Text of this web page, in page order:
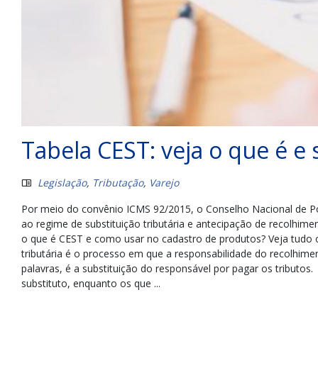
Tabela CEST: veja o que é
Legislação, Tributação, Varejo
Por meio do convênio ICMS 92/2015, o Conselho Nacional de
ao regime de substituição tributária e antecipação de
o que é CEST e como usar no cadastro de produtos? Veja
tributária é o processo em que a responsabilidade do
palavras, é a substituição do responsável por pagar os
substituto, enquanto os que ...